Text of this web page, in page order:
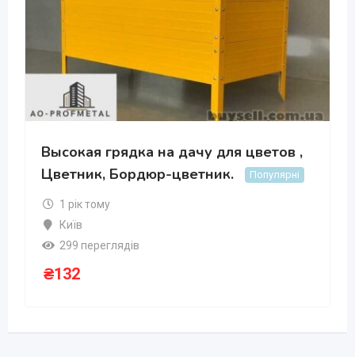
Высокая грядка на дачу для цветов ,
Цветник, Бордюр-цветник.
Популярні
1 рік тому
Київ
299 переглядів
₴132